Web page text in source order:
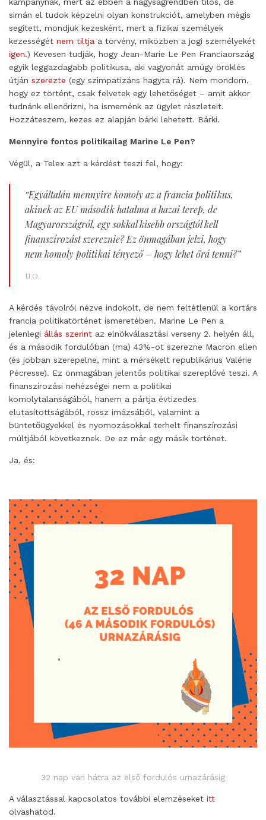
kampánynak, mert az ebben a nagyságrendben tilos, de
simán el tudok képzelni olyan konstrukciót, amelyben mégis
segített, mondjuk kezesként, mert a fizikai személyek
kezességét nem tiltja a törvény, miközben a jogi személyekét
igen.) Kevesen tudják, hogy Jean-Marie Le Pen Franciaország
egyik leggazdagabb politikusa, aki vagyonát amúgy öröklés
útján szerezte (egy szimpatizáns hagyta rá). Nem mondom,
hogy ez történt, csak felvetek egy lehetőséget – amit akkor
tudnánk ellenőrizni, ha ismernénk az ügylet részleteit.
Hozzáteszem, kezes ez alapján bárki lehetett. Bárki.
Mennyire fontos politikailag Marine Le Pen?
Végül, a Telex azt a kérdést teszi fel, hogy:
“Egyáltalán mennyire komoly az a francia politikus,
akinek az EU második hatalma a hazai terep, de
Magyarországról, egy sokkal kisebb országtól kell
finanszírozást szereznie? Ez önmagában jelzi, hogy
nem komoly politikai tényező – hogy lehet őrá tenni?”
U.O.
A kérdés távolról nézve indokolt, de nem feltétlenül a kortárs
francia politikatörténet ismeretében. Marine Le Pen a
jelenlegi állás szerint az elnökválasztási verseny 2. helyén áll,
és a második fordulóban (ma) 43%-ot szerezne Macron ellen
(és jobban szerepelne, mint a mérsékelt republikánus Valérie
Pécresse). Ez önmagában jelentős politikai szereplővé teszi. A
finanszírozási nehézségei nem a politikai
komolytalanságából, hanem a pártja évtizedes
elutasítottságából, rossz imázsából, valamint a
büntetőügyekkel és nyomozásokkal terhelt finanszírozási
múltjából következnek. De ez már egy másik történet.
Ja, és:
32 nap van hátra az első fordulós urnazárásig
A választással kapcsolatos további elemzéseket itt
olvashatod.